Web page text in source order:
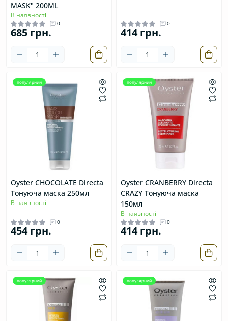
MASK" 200ML
В наявності
0
685 грн.
0
414 грн.
популярний
Oyster CHOCOLATE Directa
Тонуюча маска 250мл
В наявності
0
454 грн.
популярний
Oyster CRANBERRY Directa
CRAZY Тонуюча маска
150мл
В наявності
0
414 грн.
популярний популярний